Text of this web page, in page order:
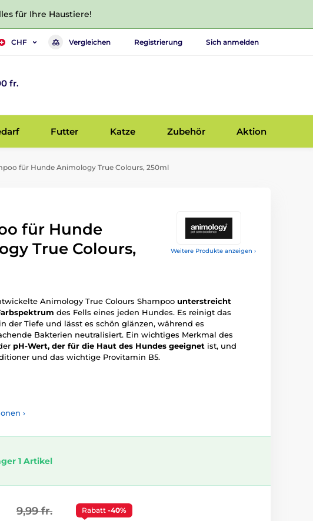
für Ihre Haustiere!
CHF Vergleichen Registrierung Sich anmelden
fr.
Futter Katze Zubehör Aktion
für Hunde Animology True Colours, 250ml
Weitere Produkte anzeigen ›
für Hunde
True Colours,
Animology True Colours Shampoo unterstreicht
des Fells eines jeden Hundes. Es reinigt das
der Tiefe und lässt es schön glänzen, während es
Bakterien neutralisiert. Ein wichtiges Merkmal des
pH-Wert, der für die Haut des Hundes geeignet ist, und
und das wichtige Provitamin B5.
›
1 Artikel
9,99 fr. Rabatt -40%